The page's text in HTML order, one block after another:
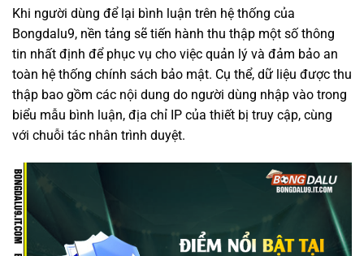
Khi người dùng để lại bình luận trên hệ thống của
Bongdalu9, nền tảng sẽ tiến hành thu thập một số thông
tin nhất định để phục vụ cho việc quản lý và đảm bảo an
toàn hệ thống chính sách bảo mật. Cụ thể, dữ liệu được thu
thập bao gồm các nội dung do người dùng nhập vào trong
biểu mẫu bình luận, địa chỉ IP của thiết bị truy cập, cùng
với chuỗi tác nhân trình duyệt.